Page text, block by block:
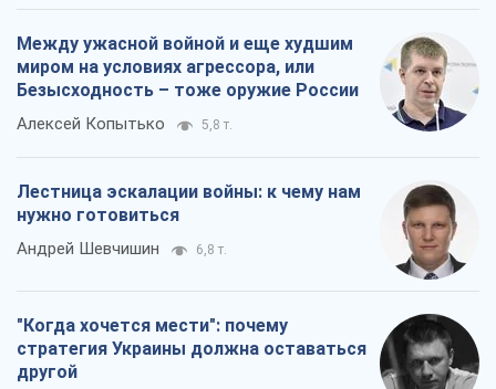
Между ужасной войной и еще худшим
миром на условиях агрессора, или
Безысходность – тоже оружие России
Алексей Копытько 5,8 т.
Лестница эскалации войны: к чему нам
нужно готовиться
Андрей Шевчишин 6,8 т.
"Когда хочется мести": почему
стратегия Украины должна оставаться
другой